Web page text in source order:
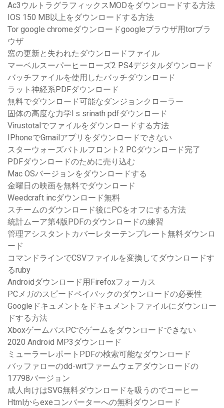
Ac3ウルトラグラフィックスMODをダウンロードする方法
IOS 150 MB以上をダウンロードする方法
Tor google chromeダウンロードgoogleブラウザ用torブラ
ウザ
窓の更新と失われたダウンロードファイル
マーベルスーパーヒーローズ2 PS4デジタルダウンロード
バッチファイルを使用したバッチダウンロード
ラット神経系PDFダウンロード
無料でダウンロード可能なダンジョンクローラー
固体の高度な力学l s srinath pdfダウンロード
Virustotalでファイルをダウンロードする方法
IPhoneでGmailアプリをダウンロードできない
スターウォーズバトルフロント2 PCダウンロード完了
PDFダウンロードのために売り込む
Mac OSバージョンをダウンロードする
金曜日の映画を無料でダウンロード
Weedcraft incダウンロード無料
スチームのダウンロード後にPCをオフにする方法
統計ムーア第4版PDFのダウンロードの練習
管理アシスタントカバーレターテンプレート無料ダウンロ
ード
コマンドラインでCSVファイルを変換してダウンロードす
るruby
Androidダウンロード用Firefoxフォーカス
PCメガのスピードペイバックのダウンロードの必要性
Googleドキュメントをドキュメントファイルにダウンロー
ドする方法
XboxゲームパスPCでゲームをダウンロードできない
2020 Android MP3ダウンロード
ミューラーレポートPDFの検索可能なダウンロード
バッファローのdd-wrtファームウェアダウンロードの
17798バージョン
成人向けはSVG無料ダウンロードを吸うのでコーヒー
Htmlからexeコンバーターへの無料ダウンロード